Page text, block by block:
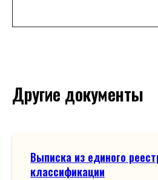
Другие документы
Выписка из единого
классификации